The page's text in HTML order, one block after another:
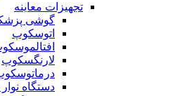
تجهیزات معاینه
گوشی
اتوسکوپ
لارنگسکوپ
دستگاه